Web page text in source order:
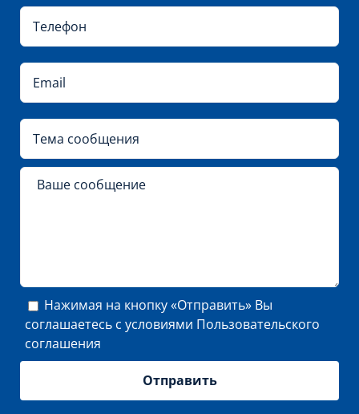
Нажимая на кнопку «Отправить» Вы
соглашаетесь с условиями Пользовательского
соглашения